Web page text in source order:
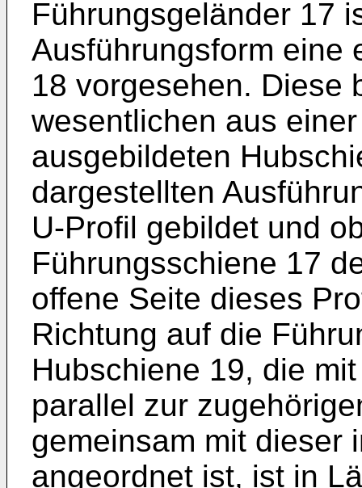
Führungsgeländer 17
Ausführungsform eine
18 vorgesehen. Diese
wesentlichen aus
ausgebildeten
dargestellten
U-Profil gebildet und
Führungsschiene 17
offene Seite dieses
Richtung auf die
Hubschiene 19, die
parallel zur
gemeinsam mit dieser
angeordnet ist, ist in